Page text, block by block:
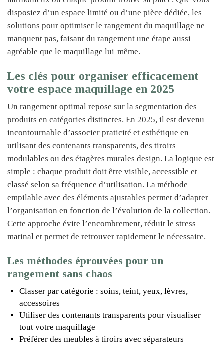
disposiez d’un espace limité ou d’une pièce dédiée, les
solutions pour optimiser le rangement du maquillage ne
manquent pas, faisant du rangement une étape aussi
agréable que le maquillage lui-même.
Les clés pour organiser efficacement
votre espace maquillage en 2025
Un rangement optimal repose sur la segmentation des
produits en catégories distinctes. En 2025, il est devenu
incontournable d’associer praticité et esthétique en
utilisant des contenants transparents, des tiroirs
modulables ou des étagères murales design. La logique est
simple : chaque produit doit être visible, accessible et
classé selon sa fréquence d’utilisation. La méthode
empilable avec des éléments ajustables permet d’adapter
l’organisation en fonction de l’évolution de la collection.
Cette approche évite l’encombrement, réduit le stress
matinal et permet de retrouver rapidement le nécessaire.
Les méthodes éprouvées pour un
rangement sans chaos
Classer par catégorie : soins, teint, yeux, lèvres,
accessoires
Utiliser des contenants transparents pour visualiser
tout votre maquillage
Préférer des meubles à tiroirs avec séparateurs